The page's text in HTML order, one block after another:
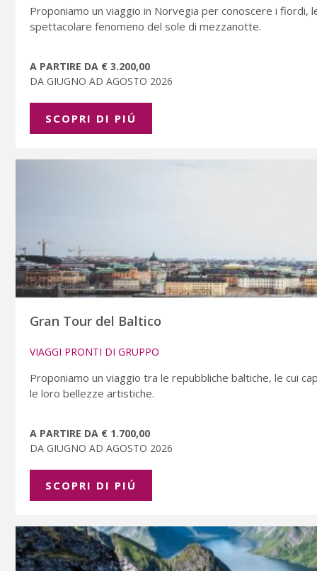
Proponiamo un viaggio in Norvegia per conoscere i
spettacolare fenomeno del sole di mezzanotte.
A PARTIRE DA € 3.200,00
DA GIUGNO AD AGOSTO 2026
SCOPRI DI PIÚ
Gran Tour del Baltico
VIAGGI PRONTI DI GRUPPO
Proponiamo un viaggio tra le repubbliche baltiche, le cui
le loro bellezze artistiche.
A PARTIRE DA € 1.700,00
DA GIUGNO AD AGOSTO 2026
SCOPRI DI PIÚ